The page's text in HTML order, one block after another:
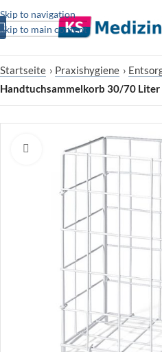
Skip to navigation
Skip to main content
Startseite › Praxishygiene ›
Handtuchsammelkorb 30/70 Liter
Zum Vergrößern klicken